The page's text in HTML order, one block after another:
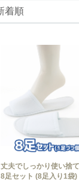
丈夫でしっかり使い捨
8足セット (8足入り1袋)